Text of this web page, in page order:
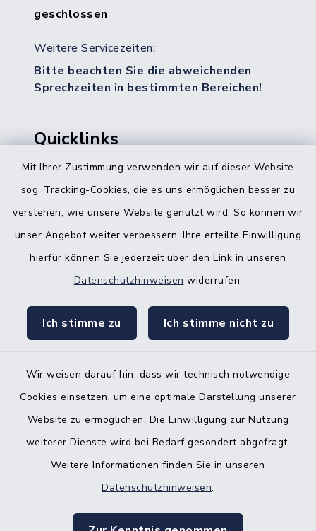
Mit Ihrer Zustimmung verwenden wir auf dieser Website
sog. Tracking-Cookies, die es uns ermöglichen besser zu
verstehen, wie unsere Website genutzt wird. So können wir
unser Angebot weiter verbessern. Ihre erteilte Einwilligung
hierfür können Sie jederzeit über den Link in unseren
Datenschutzhinweisen widerrufen.
Ich stimme zu Ich stimme nicht zu
Wir weisen darauf hin, dass wir technisch notwendige
Cookies einsetzen, um eine optimale Darstellung unserer
Website zu ermöglichen. Die Einwilligung zur Nutzung
weiterer Dienste wird bei Bedarf gesondert abgefragt.
Weitere Informationen finden Sie in unseren
Datenschutzhinweisen.
geschlossen
Weitere Servicezeiten:
Bitte beachten Sie die abweichenden
Sprechzeiten in bestimmten Bereichen!
Quicklinks
Bürgerbüro Hohenwestedt
Bürgerbüro Hanerau-Hademarschen
Nebenstelle Padenstedt
Gleichstellungsbüro
Barrierefreiheit